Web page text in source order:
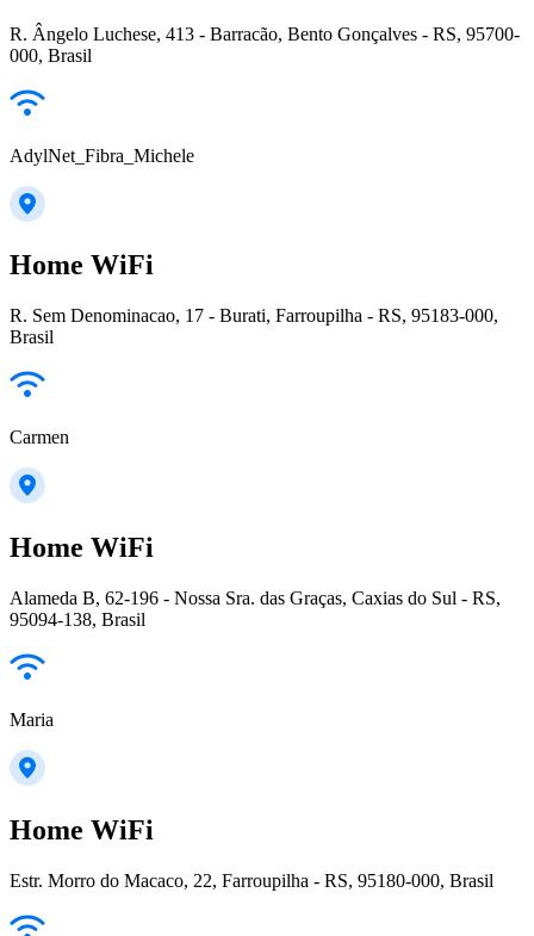
R. Ângelo Luchese, 413 - Barracão, Bento Gonçalves - RS, 95700-
000, Brasil
AdylNet_Fibra_Michele
Home WiFi
R. Sem Denominacao, 17 - Burati, Farroupilha - RS, 95183-000,
Brasil
Carmen
Home WiFi
Alameda B, 62-196 - Nossa Sra. das Graças, Caxias do Sul - RS,
95094-138, Brasil
Maria
Home WiFi
Estr. Morro do Macaco, 22, Farroupilha - RS, 95180-000, Brasil